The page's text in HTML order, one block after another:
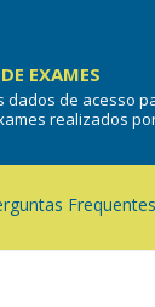
EXAMES
dados de acesso
realizados
Frequentes